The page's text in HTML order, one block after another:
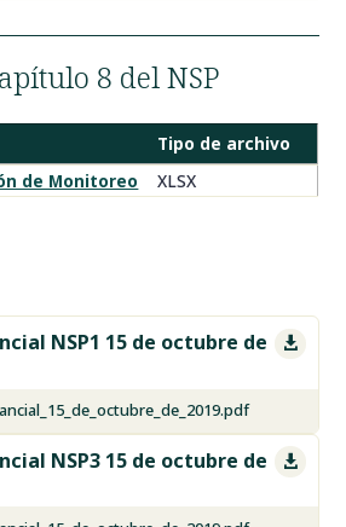
8 del NSP
Tipo de archivo
de Monitoreo
XLSX

NSP1 15 de octubre de

NSP3 15 de octubre de